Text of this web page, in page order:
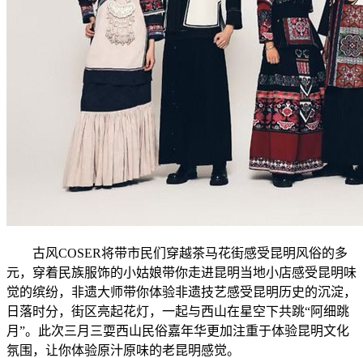
古风COSER将带市民们穿越茶马花街感受昆明风俗的多
元，穿着民族服饰的小姑娘带你走进昆明当地小店感受昆明味
觉的缤纷，非遗大师带你体验非遗技艺感受昆明历史的沉淀，
日落时分，街区亮起花灯，一起与西山在星空下共跳“阿细跳
月”。此次三月三耍西山民俗嘉年华更加注重于体验昆明文化
氛围，让你体验原汁原味的老昆明感觉。